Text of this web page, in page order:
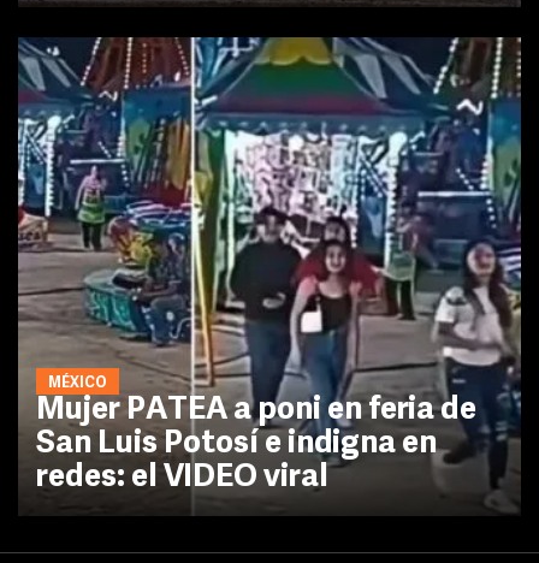
MÉXICO
Mujer PATEA a poni en feria de
San Luis Potosí e indigna en
redes: el VIDEO viral